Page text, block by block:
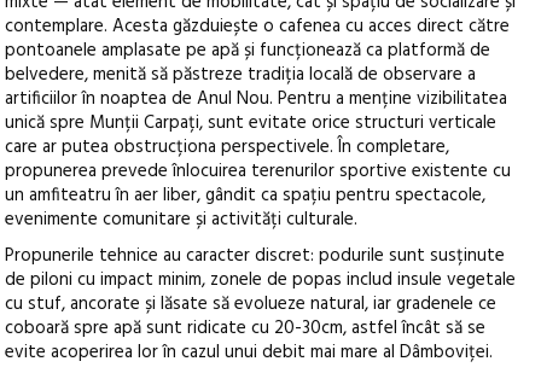
contemplare. Acesta găzduiește o cafenea cu acces direct către
pontoanele amplasate pe apă și funcționează ca platformă de
belvedere, menită să păstreze tradiția locală de observare a
artificiilor în noaptea de Anul Nou. Pentru a menține vizibilitatea
unică spre Munții Carpați, sunt evitate orice structuri verticale
care ar putea obstrucționa perspectivele. În completare,
propunerea prevede înlocuirea terenurilor sportive existente cu
un amfiteatru în aer liber, gândit ca spațiu pentru spectacole,
evenimente comunitare și activități culturale.
Propunerile tehnice au caracter discret: podurile sunt susținute
de piloni cu impact minim, zonele de popas includ insule vegetale
cu stuf, ancorate și lăsate să evolueze natural, iar gradenele ce
coboară spre apă sunt ridicate cu 20-30cm, astfel încât să se
evite acoperirea lor în cazul unui debit mai mare al Dâmboviței.